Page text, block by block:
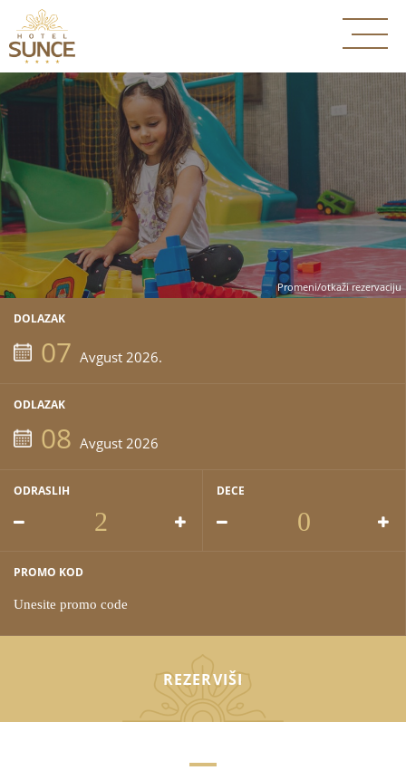
Promeni/otkaži rezervaciju
DOLAZAK
07 Avgust 2026.
ODLAZAK
08 Avgust 2026
ODRASLIH DECE
PROMO KOD
REZERVIŠI